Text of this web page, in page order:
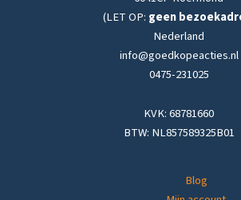
(LET OP: geen
Nederland
info@goedkopeacties.nl
0475-231025
KVK: 68781660
BTW: NL857589325B01
Blog